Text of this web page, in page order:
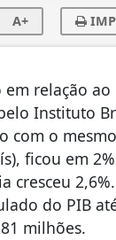
A+
relação
Instituto
com o
ficou em
cresceu
do PIB
milhões.